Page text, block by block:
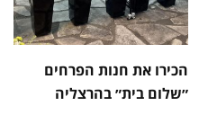
הכירו את חנות הפרחים
״שלום בית״ בהרצליה